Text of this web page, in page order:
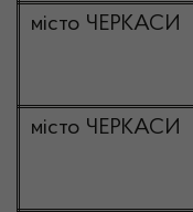
місто ЧЕРКАСИ
місто ЧЕРКАСИ